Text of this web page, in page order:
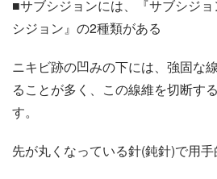
■サブシジョンには、『サブシジ
シジョン』の2種類がある
ニキビ跡の凹みの下には、強固な
ることが多く、この線維を切断す
す。
先が丸くなっている針(鈍針)で用手